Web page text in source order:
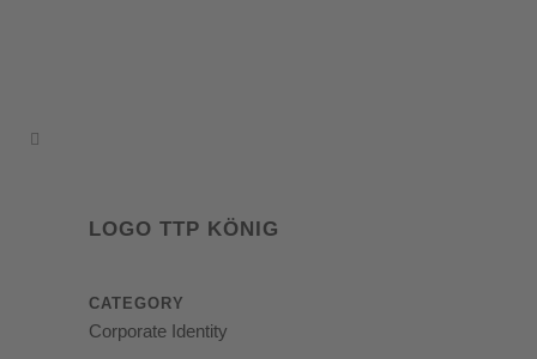
LOGO TTP KÖNIG
CATEGORY
Corporate Identity